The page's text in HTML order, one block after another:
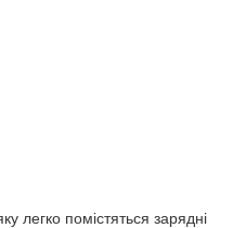
легко помістяться зарядні